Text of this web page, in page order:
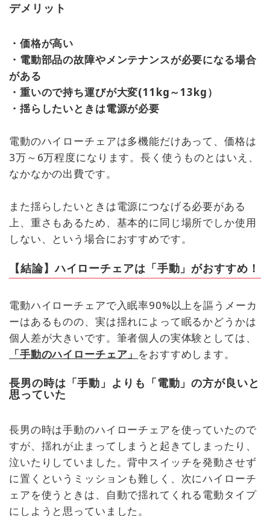
デメリット
・価格が高い
・電動部品の故障やメンテナンスが必要になる場合
がある
・重いので持ち運びが大変(11kg～13kg）
・揺らしたいときは電源が必要
電動のハイローチェアは多機能だけあって、価格は
3万～6万程度になります。長く使うものとはいえ、
なかなかの出費です。
また揺らしたいときは電源につなげる必要がある
上、重さもあるため、基本的に同じ場所でしか使用
しない、という場合におすすめです。
【結論】ハイローチェアは「手動」がおすすめ！
電動ハイローチェアで入眠率90%以上を謳うメーカ
ーはあるものの、実は揺れによって眠るかどうかは
個人差が大きいです。筆者個人の実体験としては、
「手動のハイローチェア」 をおすすめします。
長男の時は「手動」よりも「電動」の方が良いと
思っていた
長男の時は手動のハイローチェアを使っていたので
すが、揺れが止まってしまうと起きてしまったり、
泣いたりしていました。背中スイッチを発動させず
に置くというミッションも難しく、次にハイローチ
ェアを使うときは、自動で揺れてくれる電動タイプ
にしようと思っていました。